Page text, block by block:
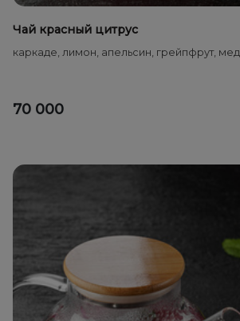
Чай красный цитрус
каркаде, лимон, апельсин, грейпфрут, мед
70 000